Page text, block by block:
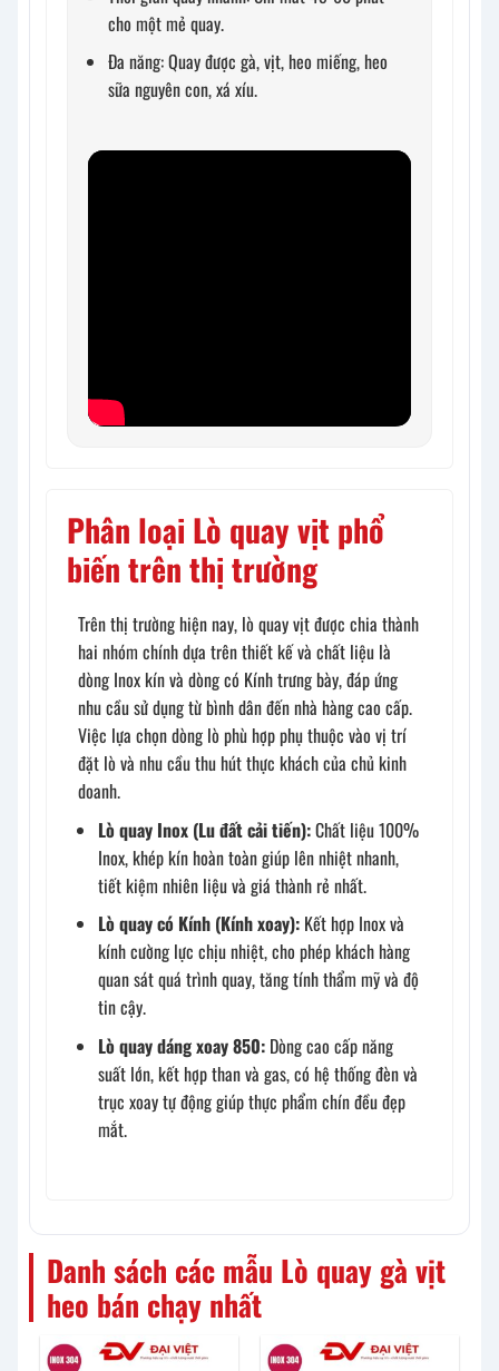
cho một mẻ quay.
Đa năng: Quay được gà, vịt, heo miếng, heo
sữa nguyên con, xá xíu.
Phân loại Lò quay vịt phổ
biến trên thị trường
Trên thị trường hiện nay, lò quay vịt được chia thành
hai nhóm chính dựa trên thiết kế và chất liệu là
dòng Inox kín và dòng có Kính trưng bày, đáp ứng
nhu cầu sử dụng từ bình dân đến nhà hàng cao cấp.
Việc lựa chọn dòng lò phù hợp phụ thuộc vào vị trí
đặt lò và nhu cầu thu hút thực khách của chủ kinh
doanh.
Lò quay Inox (Lu đất cải tiến):Chất liệu 100%
Inox, khép kín hoàn toàn giúp lên nhiệt nhanh,
tiết kiệm nhiên liệu và giá thành rẻ nhất.
Lò quay có Kính (Kính xoay): Kết hợp Inox và
kính cường lực chịu nhiệt, cho phép khách hàng
quan sát quá trình quay, tăng tính thẩm mỹ và độ
tin cậy.
Lò quay dáng xoay 850: Dòng cao cấp năng
suất lớn, kết hợp than và gas, có hệ thống đèn và
trục xoay tự động giúp thực phẩm chín đều đẹp
mắt.
Danh sách các mẫu Lò quay gà vịt
heo bán chạy nhất